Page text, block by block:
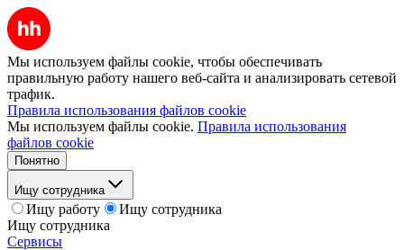
Мы используем файлы cookie, чтобы обеспечивать
правильную работу нашего веб-сайта и анализировать сетевой
трафик.
Правила использования файлов cookie
Мы используем файлы cookie. Правила использования
файлов cookie
Понятно
Ищу сотрудника
Ищу работу
Ищу сотрудника
Ищу сотрудника
Сервисы